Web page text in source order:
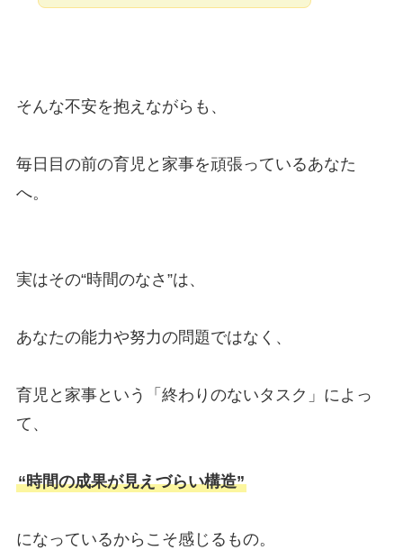
そんな不安を抱えながらも、
毎日目の前の育児と家事を頑張っているあなた
へ。
実はその“時間のなさ”は、
あなたの能力や努力の問題ではなく、
育児と家事という「終わりのないタスク」によっ
て、
“時間の成果が見えづらい構造”
になっているからこそ感じるもの。